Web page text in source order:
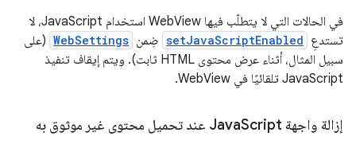
في الحالات التي لا يتطلّب فيها WebView استخدام JavaScript، لا
تستدعِ setJavaScriptEnabled ضِمن WebSettings (على
سبيل المثال، أثناء عرض محتوى HTML ثابت). ويتم إيقاف تنفيذ
JavaScript تلقائيًا في WebView.
إزالة واجهة Java Script عند تحميل محتوى غير موثوق به